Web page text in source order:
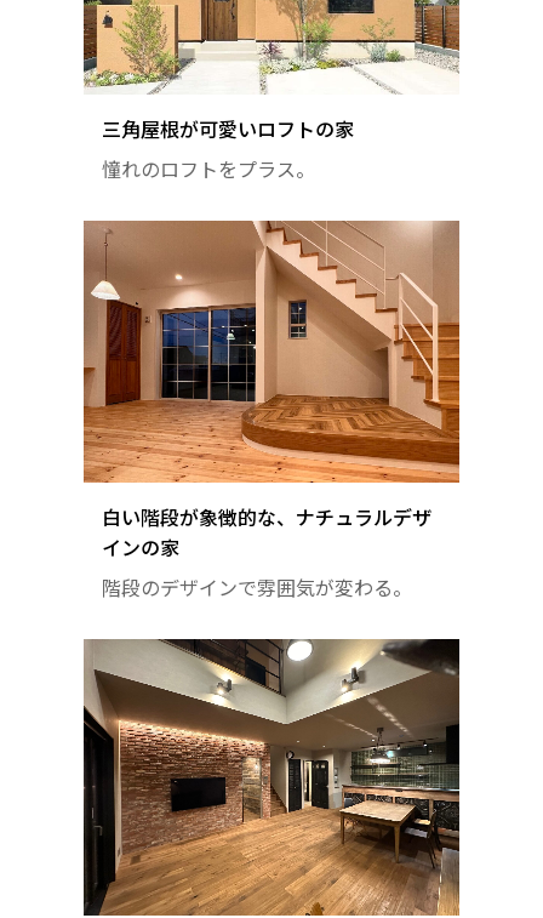
三角屋根が可愛いロフトの家
憧れのロフトをプラス。
白い階段が象徴的な、ナチュラルデザ
インの家
階段のデザインで雰囲気が変わる。